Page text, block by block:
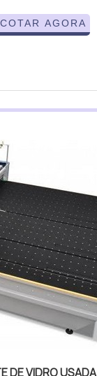
COTAR AGORA
DE VIDRO USADA